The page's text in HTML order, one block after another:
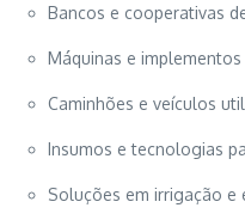
Bancos e cooperativas
Máquinas e
Caminhões e veículos
Insumos e tecnologias
Soluções em irrigação e